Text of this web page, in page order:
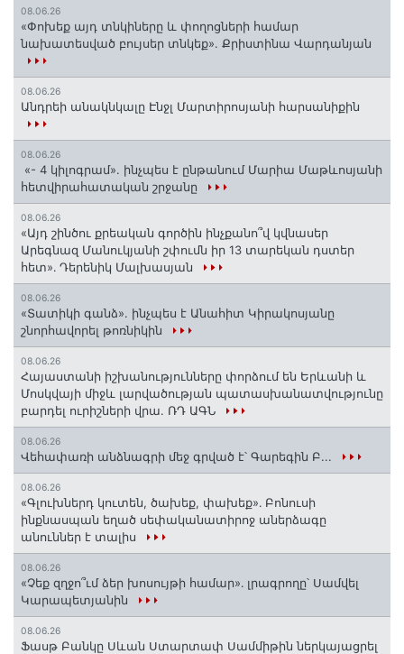
08.06.26
«Փոխեք այդ տնկիները և փողոցների համար
նախատեսված բույսեր տնկեք». Քրիստինա Վարդանյան
08.06.26
Անդրեի անակնկալը Էնջլ Մարտիրոսյանի հարսանիքին
08.06.26
«- 4 կիլոգրամ». ինչպես է ընթանում Մարիա Մաթևոսյանի
հետվիրահատական շրջանը
08.06.26
«Այդ շինծու քրեական գործին ինչքանո՞վ կվնասեր
Արեգնազ Մանուկյանի շփումն իր 13 տարեկան դստեր
հետ»․ Դերենիկ Մալխասյան
08.06.26
«Տատիկի գանձ». ինչպես է Անահիտ Կիրակոսյանը
շնորհավորել թոռնիկին
08.06.26
Հայաստանի իշխանությունները փորձում են Երևանի և
Մոսկվայի միջև լարվածության պատասխանատվությունը
բարդել ուրիշների վրա. ՌԴ ԱԳՆ
08.06.26
Վեհափառի անձնագրի մեջ գրված է՝ Գարեգին Բ...
08.06.26
«Գլուխներդ կուտեն, ծախեք, փախեք»․ Բոնուսի
ինքնասպան եղած սեփականատիրոջ աներձագը
անուններ է տալիս
08.06.26
«Չեք զղջո՞ւմ ձեր խոսույթի համար»․ լրագրողը՝ Սամվել
Կարապետյանին
08.06.26
Ֆասթ Բանկը Սևան Ստարտափ Սամմիթին ներկայացրել